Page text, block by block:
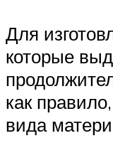
Для
которые
как
вида